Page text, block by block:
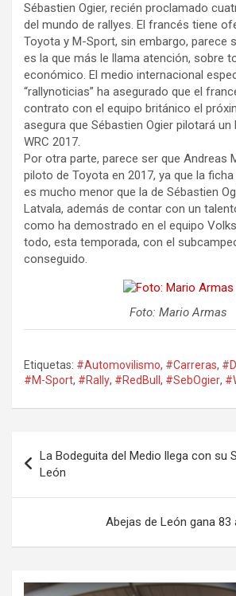
Sébastien Ogier, recién proclamado
del mundo de rallyes. El francés tiene
Toyota y M-Sport, sin embargo, parece
es la que más le llama atención, sobre
económico. El medio internacional
“rallynoticias” ha asegurado que el
contrato con el equipo británico el
asegura que Sébastien Ogier pilotará un
WRC 2017.
Por otra parte, parece ser que Andreas
piloto de Toyota en 2017, ya que la
es mucho menor que la de Sébastien
Latvala, además de contar con un
como ha demostrado en el equipo
todo, esta temporada, con el
conseguido.
Foto: Mario Armas
Etiquetas: #Automovilismo, #Carreras,
#M-Sport, #Rally, #RedBull , #SebOgier,
de
entradas
La Bodeguita del Medio llega con su
León
Abejas de León gana 83